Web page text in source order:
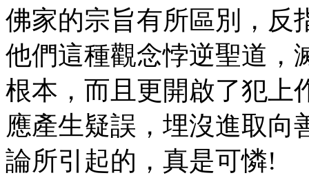
佛家的宗旨有所區別，反
他們這種觀念悖逆聖道，
根本，而且更開啟了犯上
應產生疑誤，埋沒進取向
論所引起的，真是可憐!